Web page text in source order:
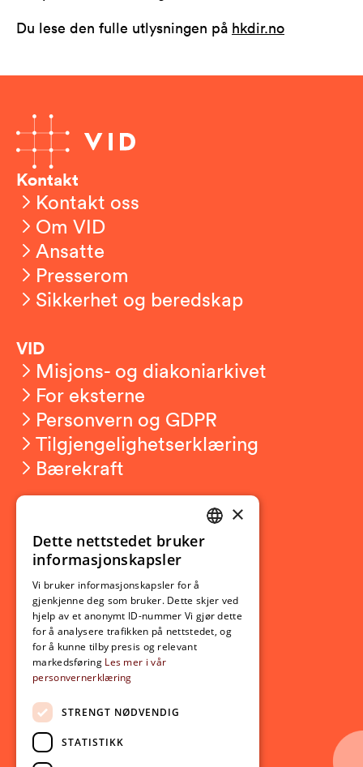
Du lese den fulle utlysningen på hkdir.no
Kontakt
Kontakt oss
Om VID
Ansatte
Presserom
Sikkerhet og beredskap
VID
Misjons- og diakoniarkivet
For eksterne
Personvern og GDPR
Tilgjengelighetserklæring
Bærekraft
Ny student
Utveksling
Opptak
Lov- og regelverk
Aktuelt
Nyheter
Arrangementer
Nyhetsbrev
Ledige stillinger
NORWEGIAN
×
Dette nettstedet bruker
informasjonskapsler
Vi bruker informasjonskapsler for å
gjenkjenne deg som bruker. Dette skjer ved
hjelp av et anonymt ID-nummer Vi gjør dette
for å analysere trafikken på nettstedet, og
for å kunne tilby presis og relevant
markedsføring Les mer i vår
personvernerklæring
STRENGT NØDVENDIG
STATISTIKK